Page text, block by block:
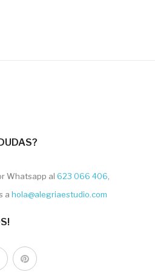
Whatsapp al 623 066 406
a hola@alegriaestudio.com